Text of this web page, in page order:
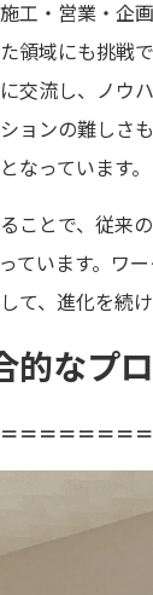
工・営業・企
領域にも挑戦
交流し、ノウ
ョンの難しさ
なっています。
ことで、従来
ています。ワ
て、進化を続け
的なプ
＝＝＝＝＝＝